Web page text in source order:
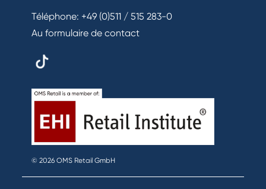
Téléphone: +49 (0)511 / 515 283-0
Au formulaire de contact
© 2026 OMS Retail GmbH